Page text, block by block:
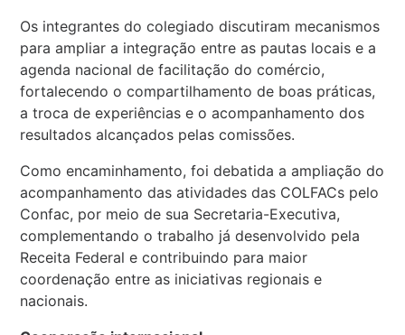
Os integrantes do colegiado discutiram mecanismos
para ampliar a integração entre as pautas locais e a
agenda nacional de facilitação do comércio,
fortalecendo o compartilhamento de boas práticas,
a troca de experiências e o acompanhamento dos
resultados alcançados pelas comissões.
Como encaminhamento, foi debatida a ampliação do
acompanhamento das atividades das COLFACs pelo
Confac, por meio de sua Secretaria-Executiva,
complementando o trabalho já desenvolvido pela
Receita Federal e contribuindo para maior
coordenação entre as iniciativas regionais e
nacionais.